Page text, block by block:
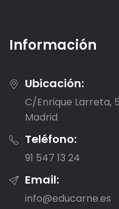
Información
Ubicación:
C/Enrique Larreta,
Madrid
Teléfono:
91 547 13 24
Email:
info@educarne.es